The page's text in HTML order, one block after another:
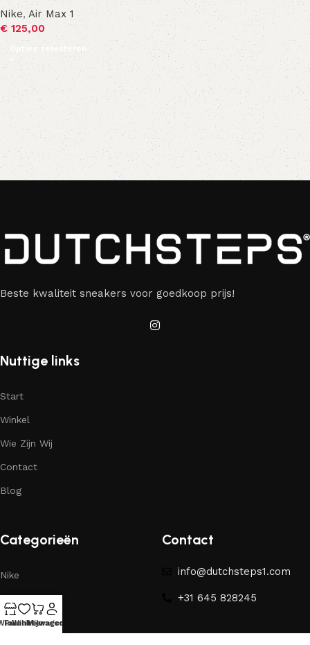
Nike,Air Max 1
€125,00
Opties selecteren
Beste kwaliteit sneakers voor goedkoop prijs!
Nuttige links
Start
Winkel
Wie Zijn Wij
Contact
Blog
Categorieën
Nike
Yeezy
Contact
info@dutchsteps1.com
+31 645 828245
Favorieten
Winkelwagen
Mijn account